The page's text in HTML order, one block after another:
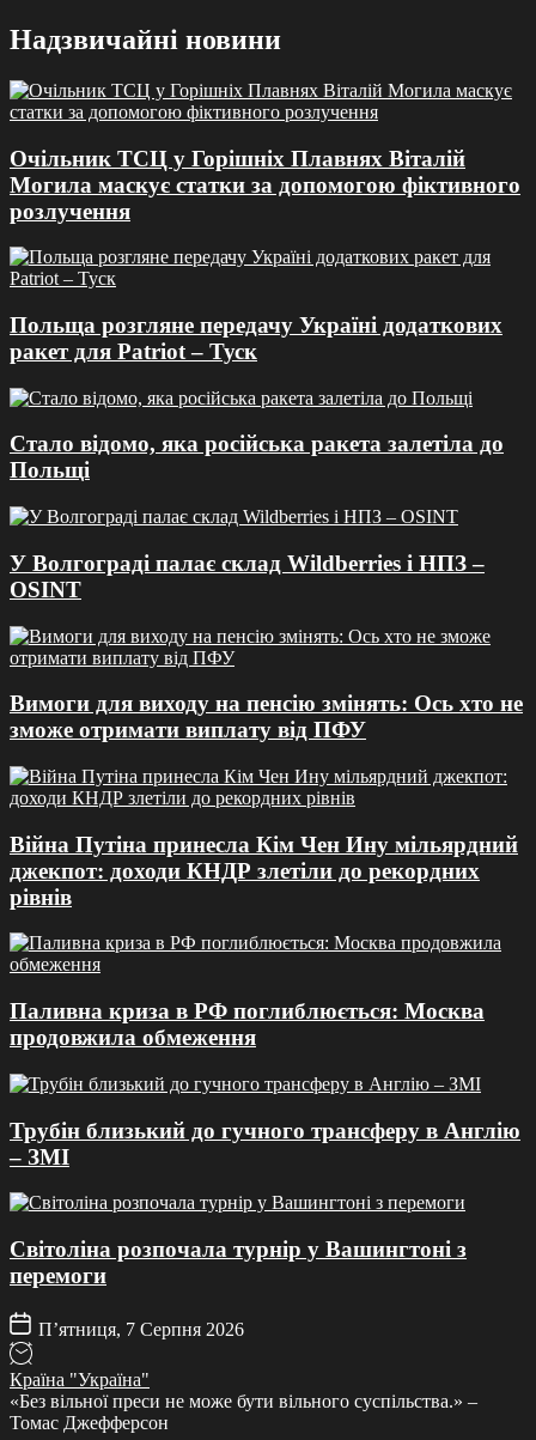
Перейти
до
вмісту
Надзвичайні новини
Очільник ТСЦ у Горішніх Плавнях Віталій
Могила маскує статки за допомогою фіктивного
розлучення
Польща розгляне передачу Україні додаткових
ракет для Patriot – Туск
Стало відомо, яка російська ракета залетіла до
Польщі
У Волгограді палає склад Wildberries і НПЗ –
OSINT
Вимоги для виходу на пенсію змінять: Ось хто не
зможе отримати виплату від ПФУ
Війна Путіна принесла Кім Чен Ину мільярдний
джекпот: доходи КНДР злетіли до рекордних
рівнів
Паливна криза в РФ поглиблюється: Москва
продовжила обмеження
Трубін близький до гучного трансферу в Англію
– ЗМІ
Світоліна розпочала турнір у Вашингтоні з
перемоги
П’ятниця, 7 Серпня 2026
Країна "Україна"
«Без вільної преси не може бути вільного суспільства.» –
Томас Джефферсон